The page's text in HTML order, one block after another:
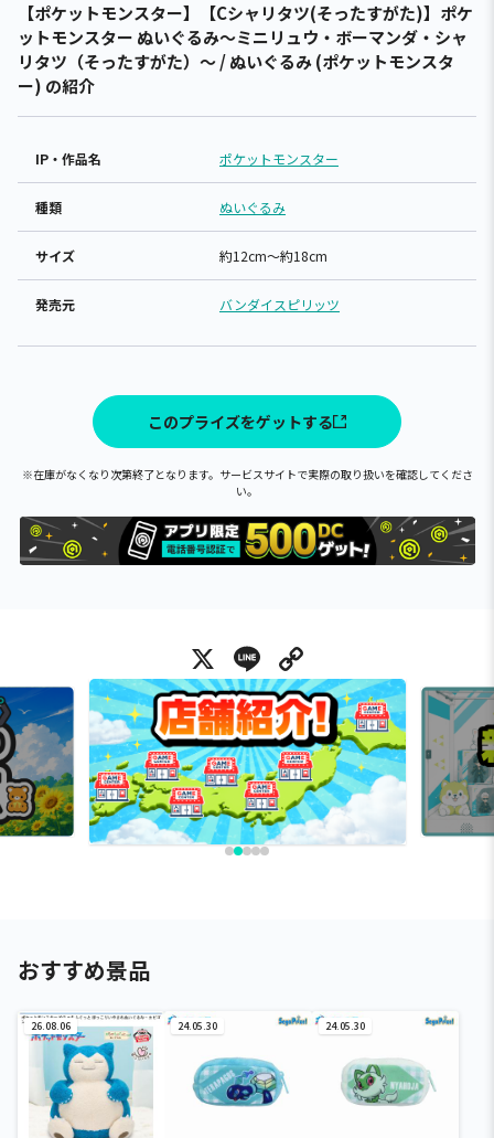
【ポケットモンスター】【Cシャリタツ(そったすがた)】ポケ
ットモンスター ぬいぐるみ～ミニリュウ・ボーマンダ・シャ
リタツ（そったすがた）～ / ぬいぐるみ (ポケットモンスタ
ー) の紹介
IP・作品名 ポケットモンスター
種類 ぬいぐるみ
サイズ 約12cm～約18cm
発売元 バンダイスピリッツ
このプライズをゲットする
※在庫がなくなり次第終了となります。サービスサイトで実際の取り扱いを確認してくださ
い。
X Line
おすすめ景品
26.08.06 24.05.30 24.05.30